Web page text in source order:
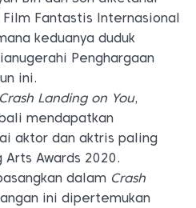
Fantastis Internasional
keduanya duduk
Penghargaan
ini.
Crash Landing on You,
mendapatkan
aktor dan aktris paling
Awards 2020.
dalam Crash
ini dipertemukan